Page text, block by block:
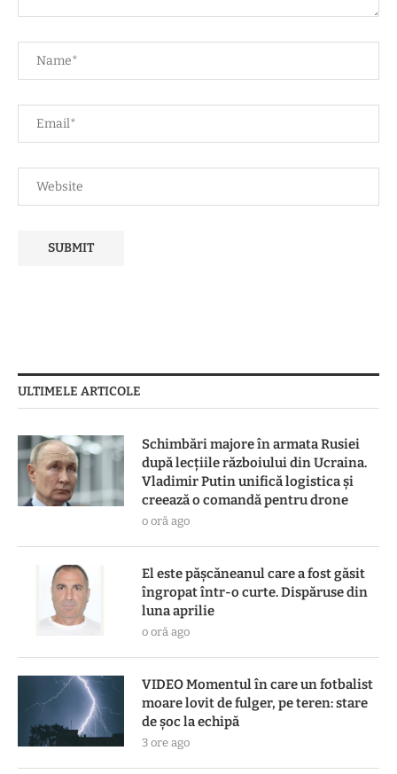
ULTIMELE ARTICOLE
Schimbări majore în armata Rusiei
după lecțiile războiului din Ucraina.
Vladimir Putin unifică logistica și
creează o comandă pentru drone
o oră ago
El este pășcăneanul care a fost găsit
îngropat într-o curte. Dispăruse din
luna aprilie
o oră ago
VIDEO Momentul în care un fotbalist
moare lovit de fulger, pe teren: stare
de șoc la echipă
3 ore ago